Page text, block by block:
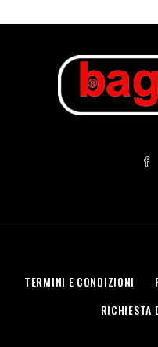
TERMINI E CONDIZIONI
RICHIESTA